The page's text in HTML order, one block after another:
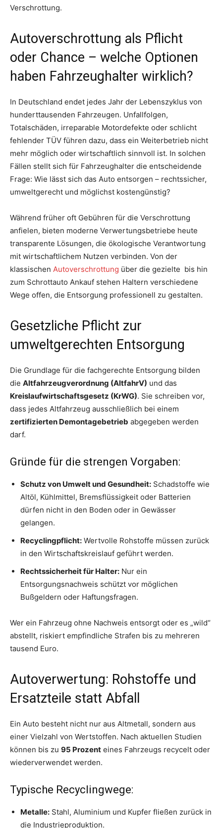
Verschrottung.
Autoverschrottung als Pflicht
oder Chance – welche Optionen
haben Fahrzeughalter wirklich?
In Deutschland endet jedes Jahr der Lebenszyklus von
hunderttausenden Fahrzeugen. Unfallfolgen,
Totalschäden, irreparable Motordefekte oder schlicht
fehlender TÜV führen dazu, dass ein Weiterbetrieb nicht
mehr möglich oder wirtschaftlich sinnvoll ist. In solchen
Fällen stellt sich für Fahrzeughalter die entscheidende
Frage: Wie lässt sich das Auto entsorgen – rechtssicher,
umweltgerecht und möglichst kostengünstig?
Während früher oft Gebühren für die Verschrottung
anfielen, bieten moderne Verwertungsbetriebe heute
transparente Lösungen, die ökologische Verantwortung
mit wirtschaftlichem Nutzen verbinden. Von der
klassischen Autoverschrottung über die gezielte bis hin
zum Schrottauto Ankauf stehen Haltern verschiedene
Wege offen, die Entsorgung professionell zu gestalten.
Gesetzliche Pflicht zur
umweltgerechten Entsorgung
Die Grundlage für die fachgerechte Entsorgung bilden
die Altfahrzeugverordnung (AltfahrV) und das
Kreislaufwirtschaftsgesetz (KrWG). Sie schreiben vor,
dass jedes Altfahrzeug ausschließlich bei einem
zertifizierten Demontagebetrieb abgegeben werden
darf.
Gründe für die strengen Vorgaben:
Schutz von Umwelt und Gesundheit: Schadstoffe wie
Altöl, Kühlmittel, Bremsflüssigkeit oder Batterien
dürfen nicht in den Boden oder in Gewässer
gelangen.
Recyclingpflicht: Wertvolle Rohstoffe müssen zurück
in den Wirtschaftskreislauf geführt werden.
Rechtssicherheit für Halter: Nur ein
Entsorgungsnachweis schützt vor möglichen
Bußgeldern oder Haftungsfragen.
Wer ein Fahrzeug ohne Nachweis entsorgt oder es „wild“
abstellt, riskiert empfindliche Strafen bis zu mehreren
tausend Euro.
Autoverwertung: Rohstoffe und
Ersatzteile statt Abfall
Ein Auto besteht nicht nur aus Altmetall, sondern aus
einer Vielzahl von Wertstoffen. Nach aktuellen Studien
können bis zu 95 Prozent eines Fahrzeugs recycelt oder
wiederverwendet werden.
Typische Recyclingwege:
Metalle: Stahl, Aluminium und Kupfer fließen zurück in
die Industrieproduktion.